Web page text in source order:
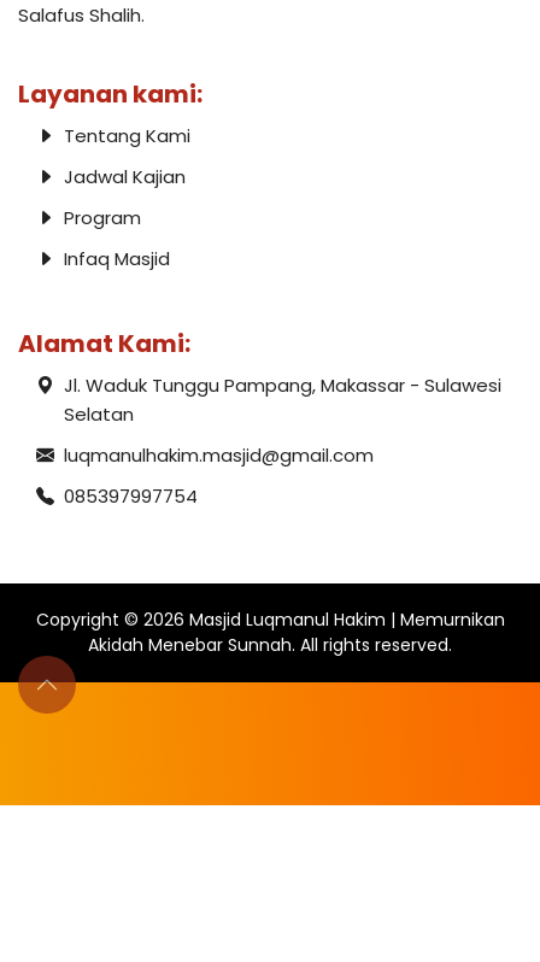
Salafus Shalih.
Layanan kami:
Tentang Kami
Jadwal Kajian
Program
Infaq Masjid
Alamat Kami:
Jl. Waduk Tunggu Pampang, Makassar - Sulawesi
Selatan
luqmanulhakim.masjid@gmail.com
085397997754
Copyright © 2026 Masjid Luqmanul Hakim | Memurnikan
Akidah Menebar Sunnah. All rights reserved.